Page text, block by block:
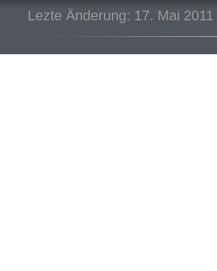
Lezte Änderung: 17. Mai